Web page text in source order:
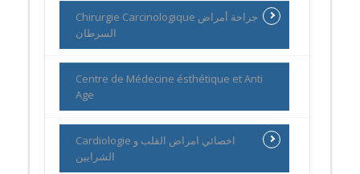
Chirurgie Carcinologique جراحة أمراض
السرطان
Centre de Médecine ésthétique et Anti
Age
Cardiologie اخصائي امراض القلب و
الشرايين